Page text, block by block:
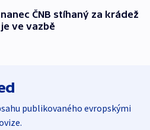
ČNB stíhaný za krádež
ve vazbě
publikovaného evropskými